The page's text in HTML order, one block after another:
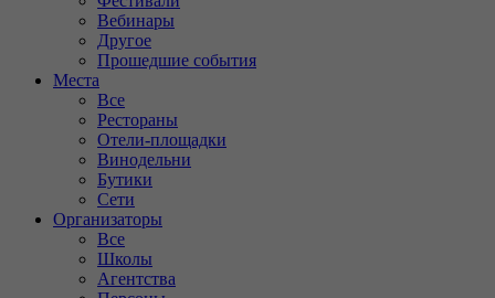
Вебинары
Другое
Прошедшие события
Места
Все
Рестораны
Отели-площадки
Винодельни
Бутики
Сети
Организаторы
Все
Школы
Агентства